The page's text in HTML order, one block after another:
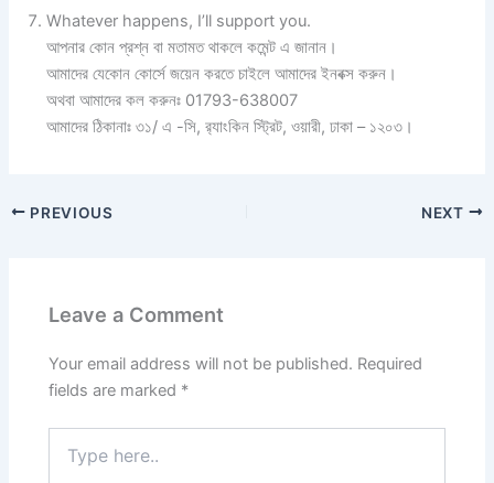
Whatever happens, I’ll support you.
আপনার কোন প্রশ্ন বা মতামত থাকলে কমেন্ট এ জানান।
আমাদের যেকোন কোর্সে জয়েন করতে চাইলে আমাদের ইনবক্স করুন।
অথবা আমাদের কল করুনঃ 01793-638007
আমাদের ঠিকানাঃ ৩১/ এ -সি, র‍্যাংকিন স্ট্রিট, ওয়ারী, ঢাকা – ১২০৩।
PREVIOUS NEXT
Leave a Comment
Your email address will not be published. Required
fields are marked *
here..